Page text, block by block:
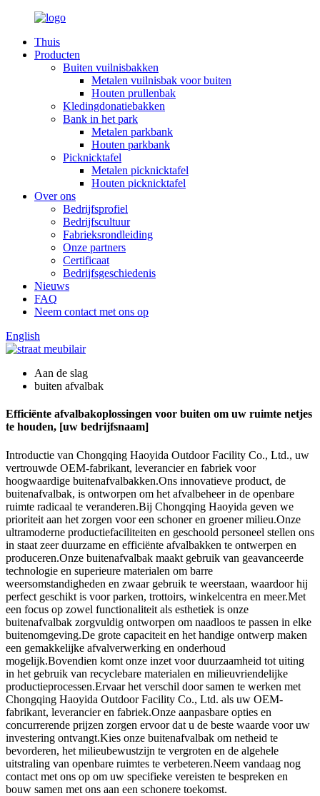
Thuis
Producten
Buiten vuilnisbakken
Metalen vuilnisbak voor buiten
Houten prullenbak
Kledingdonatiebakken
Bank in het park
Metalen parkbank
Houten parkbank
Picknicktafel
Metalen picknicktafel
Houten picknicktafel
Over ons
Bedrijfsprofiel
Bedrijfscultuur
Fabrieksrondleiding
Onze partners
Certificaat
Bedrijfsgeschiedenis
Nieuws
FAQ
Neem contact met ons op
English
Aan de slag
buiten afvalbak
Efficiënte afvalbakoplossingen voor buiten om uw ruimte netjes
te houden, [uw bedrijfsnaam]
Introductie van Chongqing Haoyida Outdoor Facility Co., Ltd., uw
vertrouwde OEM-fabrikant, leverancier en fabriek voor
hoogwaardige buitenafvalbakken.Ons innovatieve product, de
buitenafvalbak, is ontworpen om het afvalbeheer in de openbare
ruimte radicaal te veranderen.Bij Chongqing Haoyida geven we
prioriteit aan het zorgen voor een schoner en groener milieu.Onze
ultramoderne productiefaciliteiten en geschoold personeel stellen ons
in staat zeer duurzame en efficiënte afvalbakken te ontwerpen en
produceren.Onze buitenafvalbak maakt gebruik van geavanceerde
technologie en superieure materialen om barre
weersomstandigheden en zwaar gebruik te weerstaan, waardoor hij
perfect geschikt is voor parken, trottoirs, winkelcentra en meer.Met
een focus op zowel functionaliteit als esthetiek is onze
buitenafvalbak zorgvuldig ontworpen om naadloos te passen in elke
buitenomgeving.De grote capaciteit en het handige ontwerp maken
een gemakkelijke afvalverwerking en onderhoud
mogelijk.Bovendien komt onze inzet voor duurzaamheid tot uiting
in het gebruik van recyclebare materialen en milieuvriendelijke
productieprocessen.Ervaar het verschil door samen te werken met
Chongqing Haoyida Outdoor Facility Co., Ltd. als uw OEM-
fabrikant, leverancier en fabriek.Onze aanpasbare opties en
concurrerende prijzen zorgen ervoor dat u de beste waarde voor uw
investering ontvangt.Kies onze buitenafvalbak om netheid te
bevorderen, het milieubewustzijn te vergroten en de algehele
uitstraling van openbare ruimtes te verbeteren.Neem vandaag nog
contact met ons op om uw specifieke vereisten te bespreken en
bouw samen met ons aan een schonere toekomst.